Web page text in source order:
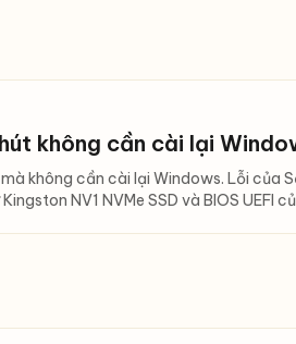
không cần cài lại
không cần cài lại Windows. Lỗi của
NV1 NVMe SSD và BIOS UEFI